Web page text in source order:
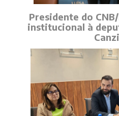
Presidente do
institucional à